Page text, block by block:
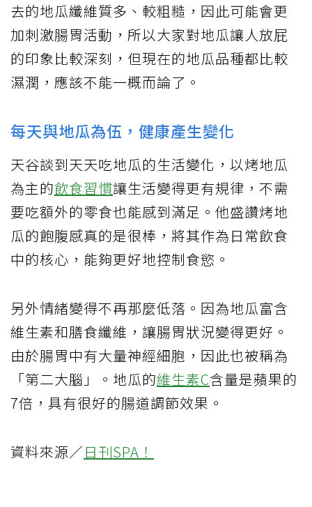
去的地瓜纖維質多、較粗糙，因此可能會更
加刺激腸胃活動，所以大家對地瓜讓人放屁
的印象比較深刻，但現在的地瓜品種都比較
濕潤，應該不能一概而論了。
每天與地瓜為伍，健康產生變化
天谷談到天天吃地瓜的生活變化，以烤地瓜
為主的飲食習慣讓生活變得更有規律，不需
要吃額外的零食也能感到滿足。他盛讚烤地
瓜的飽腹感真的是很棒，將其作為日常飲食
中的核心，能夠更好地控制食慾。
另外情緒變得不再那麼低落。因為地瓜富含
維生素和膳食纖維，讓腸胃狀況變得更好。
由於腸胃中有大量神經細胞，因此也被稱為
「第二大腦」。地瓜的維生素C含量是蘋果的
7倍，具有很好的腸道調節效果。
資料來源／日刊SPA！